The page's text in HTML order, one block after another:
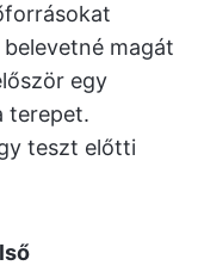
magát
egy
terepet.
teszt előtti